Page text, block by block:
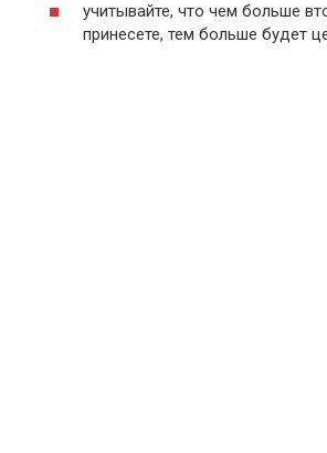
учитывайте, что чем больше
принесете, тем больше будет